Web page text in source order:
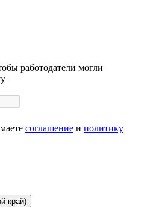
работодатели могли
соглашение и политику
край)